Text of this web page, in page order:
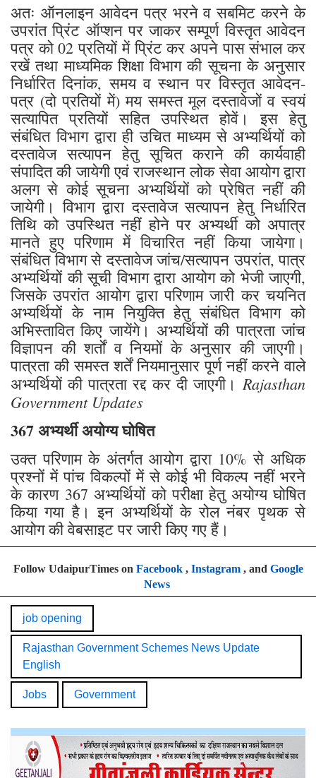
अतः ऑनलाइन आवेदन पत्र भरने व सबमिट करने के
उपरांत प्रिंट ऑप्शन पर जाकर सम्पूर्ण विस्तृत आवेदन
पत्र को 02 प्रतियों में प्रिंट कर अपने पास संभाल कर
रखें तथा माध्यमिक शिक्षा विभाग की सूचना के अनुसार
निर्धारित दिनांक, समय व स्थान पर विस्तृत आवेदन-
पत्र (दो प्रतियों में) मय समस्त मूल दस्तावेजों व स्वयं
सत्यापित प्रतियों सहित उपस्थित होवें। इस हेतु
संबंधित विभाग द्वारा ही उचित माध्यम से अभ्यर्थियों को
दस्तावेज सत्यापन हेतु सूचित कराने की कार्यवाही
संपादित की जायेगी एवं राजस्थान लोक सेवा आयोग द्वारा
अलग से कोई सूचना अभ्यर्थियों को प्रेषित नहीं की
जायेगी। विभाग द्वारा दस्तावेज सत्यापन हेतु निर्धारित
तिथि को उपस्थित नहीं होने पर अभ्यर्थी को अपात्र
मानते हुए परिणाम में विचारित नहीं किया जायेगा।
संबंधित विभाग से दस्तावेज जांच/सत्यापन उपरांत, पात्र
अभ्यर्थियों की सूची विभाग द्वारा आयोग को भेजी जाएगी,
जिसके उपरांत आयोग द्वारा परिणाम जारी कर चयनित
अभ्यर्थियों के नाम नियुक्ति हेतु संबंधित विभाग को
अभिस्तावित किए जायेंगे। अभ्यर्थियों की पात्रता जांच
विज्ञापन की शर्तों व नियमों के अनुसार की जाएगी।
पात्रता की समस्त शर्तें नियमानुसार पूर्ण नहीं करने वाले
अभ्यर्थियों की पात्रता रद्द कर दी जाएगी। Rajasthan
Government Updates
367 अभ्यर्थी अयोग्य घोषित
उक्त परिणाम के अंतर्गत आयोग द्वारा 10% से अधिक
प्रश्नों में पांच विकल्पों में से कोई भी विकल्प नहीं भरने
के कारण 367 अभ्यर्थियों को परीक्षा हेतु अयोग्य घोषित
किया गया है। इन अभ्यर्थियों के रोल नंबर पृथक से
आयोग की वेबसाइट पर जारी किए गए हैं।
Follow UdaipurTimes on Facebook, Instagram, and Google
News
job opening
Rajasthan Government Schemes News Update English
Jobs Government